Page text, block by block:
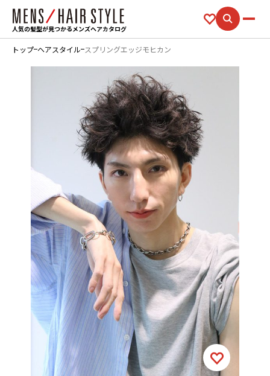
人気の髪型が見つかるメンズヘアカタログ
トップ ヘアスタイル スプリングエッジモヒカン